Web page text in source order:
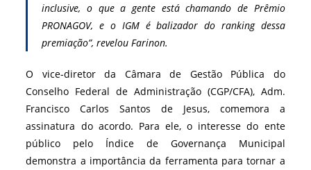
inclusive, o que a gente está chamando de Prêmio
PRONAGOV, e o IGM é balizador do ranking dessa
premiação”, revelou Farinon.
O vice-diretor da Câmara de Gestão Pública do
Conselho Federal de Administração (CGP/CFA), Adm.
Francisco Carlos Santos de Jesus, comemora a
assinatura do acordo. Para ele, o interesse do ente
público pelo Índice de Governança Municipal
demonstra a importância da ferramenta para tornar a